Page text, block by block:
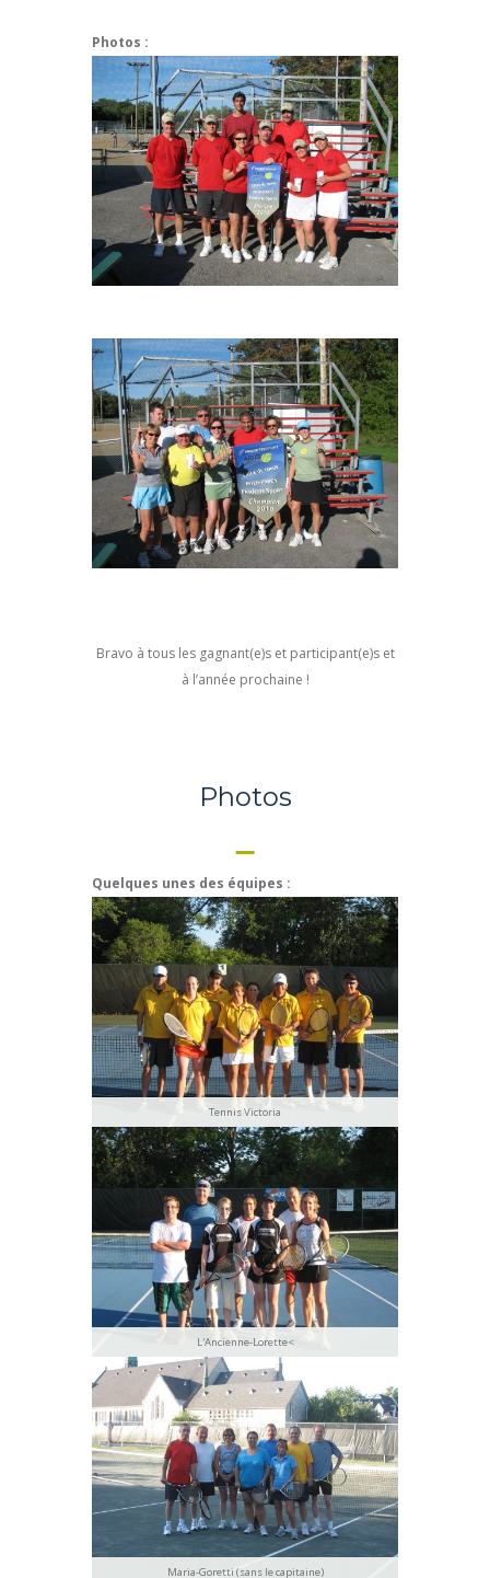
Photos :
Bravo à tous les gagnant(e)s et participant(e)s et
à l’année prochaine !
Photos
Quelques unes des équipes :
Tennis Victoria
L'Ancienne-Lorette<
Maria-Goretti (sans le capitaine)